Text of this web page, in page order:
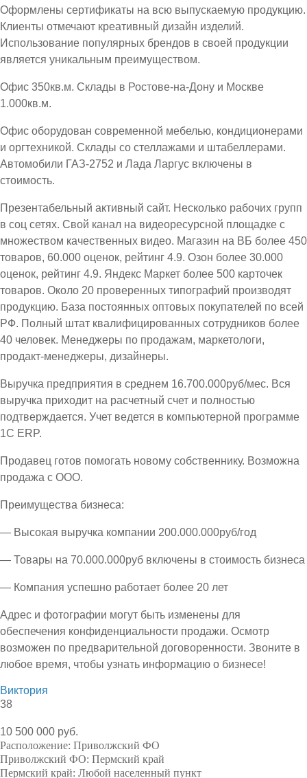
Оформлены сертификаты на всю выпускаемую продукцию.
Клиенты отмечают креативный дизайн изделий.
Использование популярных брендов в своей продукции
является уникальным преимуществом.
Офис 350кв.м. Склады в Ростове-на-Дону и Москве
1.000кв.м.
Офис оборудован современной мебелью, кондиционерами
и оргтехникой. Склады со стеллажами и штабеллерами.
Автомобили ГАЗ-2752 и Лада Ларгус включены в
стоимость.
Презентабельный активный сайт. Несколько рабочих групп
в соц сетях. Свой канал на видеоресурсной площадке с
множеством качественных видео. Магазин на ВБ более 450
товаров, 60.000 оценок, рейтинг 4.9. Озон более 30.000
оценок, рейтинг 4.9. Яндекс Маркет более 500 карточек
товаров. Около 20 проверенных типографий производят
продукцию. База постоянных оптовых покупателей по всей
РФ. Полный штат квалифицированных сотрудников более
40 человек. Менеджеры по продажам, маркетологи,
продакт-менеджеры, дизайнеры.
Выручка предприятия в среднем 16.700.000руб/мес. Вся
выручка приходит на расчетный счет и полностью
подтверждается. Учет ведется в компьютерной программе
1С ЕRP.
Продавец готов помогать новому собственнику. Возможна
продажа с ООО.
Преимущества бизнеса:
— Высокая выручка компании 200.000.000руб/год
— Товары на 70.000.000руб включены в стоимость бизнеса
— Компания успешно работает более 20 лет
Адрес и фотографии могут быть изменены для
обеспечения конфиденциальности продажи. Осмотр
возможен по предварительной договоренности. Звоните в
любое время, чтобы узнать информацию о бизнесе!
Виктория
38
10 500 000 руб.
Расположение: Приволжский ФО
Приволжский ФО: Пермский край
Пермский край: Любой населенный пункт